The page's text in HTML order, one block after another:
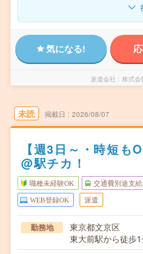
気になる!
派遣会社 株式会
未読 掲載日 2026/08/07
【週3日～・時短も
@駅チカ！
職種未経験OK 交通費別途支給
WEB登録OK 派遣
勤務地
東京都文京区
東大前駅から徒歩